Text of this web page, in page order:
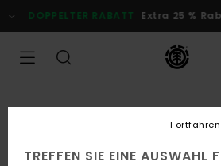
zur
Produktinformation
DOPPELTER RABATT Extra 25 %
TREFFEN SIE EINE AUSWAHL